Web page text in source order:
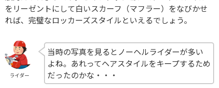
をリーゼントにして白いスカーフ（マフラー）をなびかせ
れば、完璧なロッカーズスタイルといえるでしょう。
ライダー
当時の写真を見るとノーヘルライダーが多い
よね。あれってヘアスタイルをキープするため
だったのかな・・・